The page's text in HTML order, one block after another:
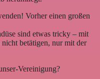
Vorher einen großen
sind etwas tricky – mit
betätigen, nur mit der
Vereinigung?